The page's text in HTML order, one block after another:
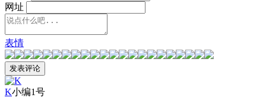
网址
表情
K小编1号